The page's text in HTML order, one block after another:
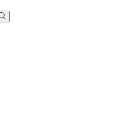
Rechercher